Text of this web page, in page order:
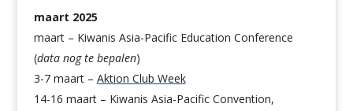
maart 2025
maart – Kiwanis Asia-Pacific Education Conference
(data nog te bepalen)
3-7 maart – Aktion Club Week
14-16 maart – Kiwanis Asia-Pacific Convention,